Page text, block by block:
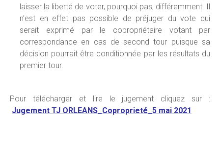
laisser la liberté de voter, pourquoi pas, différemment. Il
n’est en effet pas possible de préjuger du vote qui
serait exprimé par le copropriétaire votant par
correspondance en cas de second tour puisque sa
décision pourrait être conditionnée par les résultats du
premier tour.
Pour télécharger et lire le jugement cliquez sur :
Jugement TJ ORLEANS_Coproprieté_5 mai 2021